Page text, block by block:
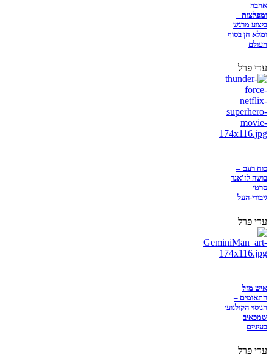
אהבה
ומפלצות –
ביצוע מרגש
ומלא חן בסוף
העולם
עדי פרל
כוח רעם –
בושה לז'אנר
סרטי
גיבורי-העל
עדי פרל
איש מזל
התאומים –
הניסוי הקולנועי
שמכאיב
בעיניים
עדי פרל